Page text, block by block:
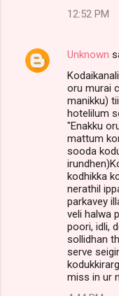
12:52 PM
Unknown
oru murai
manikku)
hotelilum
"Enakku
mattum
sooda
kodhikka
nerathil
parkavey
veli halwa
poori, idli,
sollidhan
serve
miss in ur